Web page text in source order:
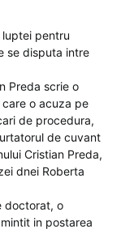
pentru
se disputa intre
Preda scrie o
o acuza pe
de procedura,
de cuvant
Cristian Preda,
dnei Roberta
doctorat, o
in postarea